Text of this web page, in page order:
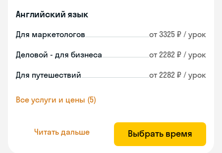
Английский язык
Для маркетологов от 3325 ₽ / урок
Деловой - для бизнеса от 2282 ₽ / урок
Для путешествий от 2282 ₽ / урок
Все услуги и цены (5)
Читать дальше Выбрать время